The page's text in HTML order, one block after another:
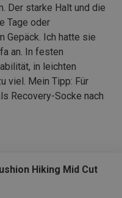
Der starke Halt und die
Tage oder
Gepäck. Ich hatte sie
an. In festen
in leichten
viel. Mein Tipp: Für
Recovery-Socke nach
Hiking Mid Cut